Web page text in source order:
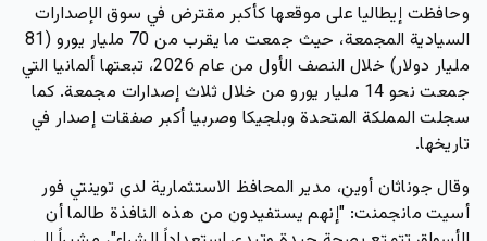
وحافظت إيطاليا على موقعها كأكبر مقترض في سوق الإصدارات
السيادية المجمعة، حيث جمعت ما يقرب من 70 مليار يورو (81
مليار دولار) خلال النصف الأول من عام 2026، تبعتها ألمانيا التي
جمعت نحو 14 مليار يورو من خلال ثلاث إصدارات مجمعة. كما
سجلت المملكة المتحدة وبلجيكا وصربيا أكبر صفقات إصدار في
تاريخها.
وقال جوناثان أوين، مدير المحافظ الاستثمارية لدى توينتي فور
أسيت مانجمنت: "إنهم يستفيدون من هذه النافذة طالما أن